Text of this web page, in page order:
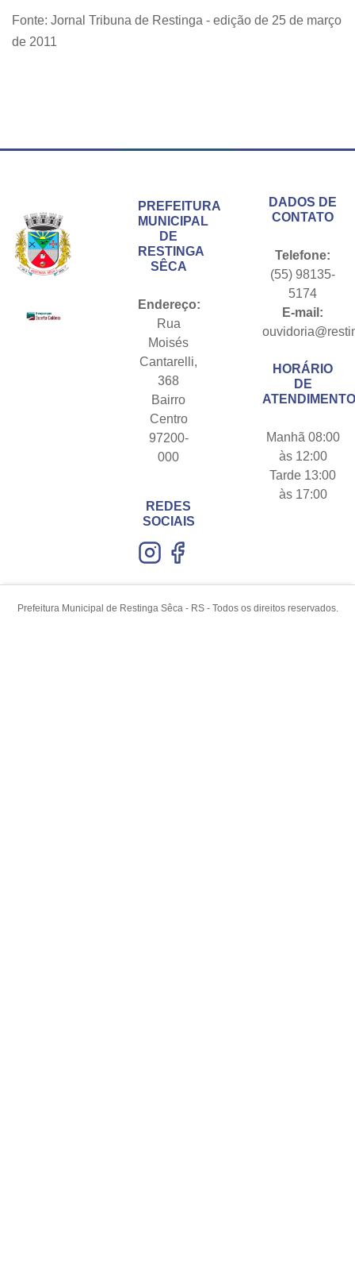
Fonte: Jornal Tribuna de Restinga - edição de 25 de março
de 2011
PREFEITURA
MUNICIPAL
DE
RESTINGA
SÊCA
Endereço:
Rua
Moisés
Cantarelli,
368
Bairro
Centro
97200-
000
REDES
SOCIAIS
DADOS DE
CONTATO
Telefone:
(55) 98135-
5174
E-mail:
HORÁRIO
DE
Manhã 08:00
às 12:00
Tarde 13:00
às 17:00
Prefeitura Municipal de Restinga Sêca - RS - Todos os direitos reservados.